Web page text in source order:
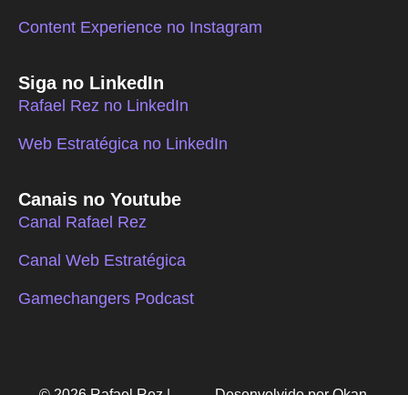
Content Experience no Instagram
Siga no LinkedIn
Rafael Rez no LinkedIn
Web Estratégica no LinkedIn
Canais no Youtube
Canal Rafael Rez
Canal Web Estratégica
Gamechangers Podcast